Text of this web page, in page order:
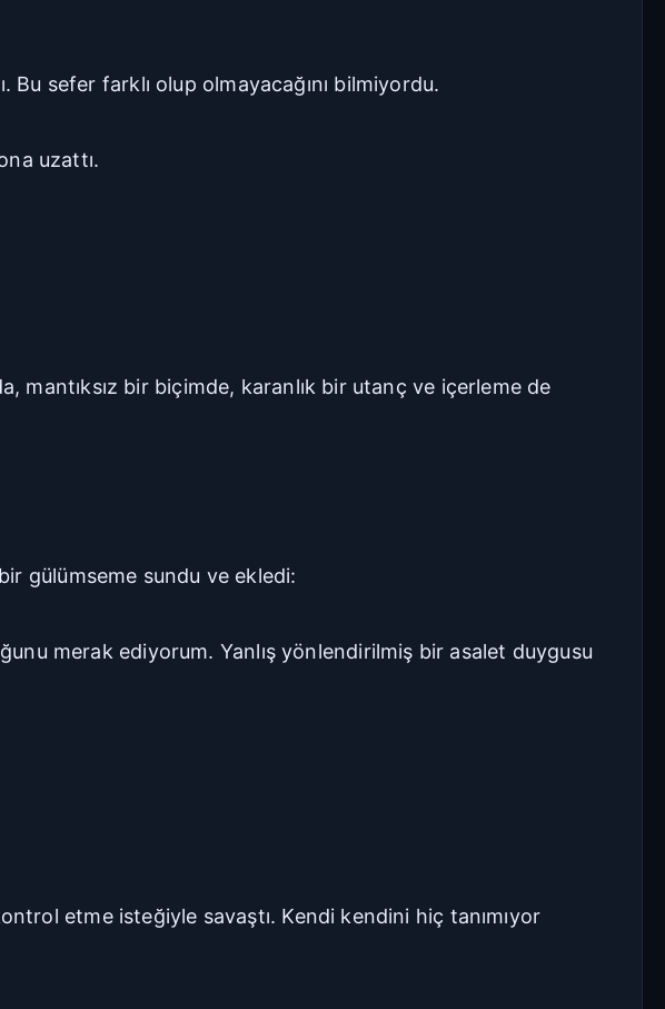
Bu sefer farklı olup olmayacağını bilmiyordu.
uzattı.
mantıksız bir biçimde, karanlık bir utanç ve içerleme de
bir gülümseme sundu ve ekledi:
merak ediyorum. Yanlış yönlendirilmiş bir asalet duygusu
etme isteğiyle savaştı. Kendi kendini hiç tanımıyor